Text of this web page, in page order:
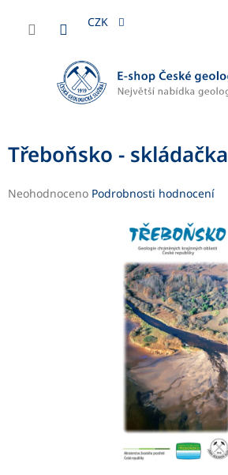
obsah
CZK
Třeboňsko - skládačka
Průměrné
Neohodnoceno Podrobnosti hodnocení